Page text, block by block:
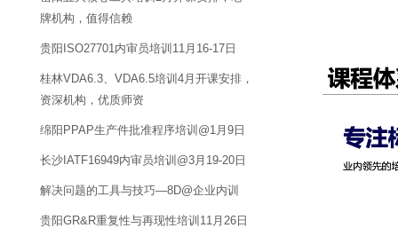
牌机构，值得信赖
贵阳ISO27701内审员培训11月16-17日
桂林VDA6.3、VDA6.5培训4月开课安排，
资深机构，优质师资
绵阳PPAP生产件批准程序培训@1月9日
长沙IATF16949内审员培训@3月19-20日
解决问题的工具与技巧—8D@企业内训
贵阳GR&R重复性与再现性培训11月26日